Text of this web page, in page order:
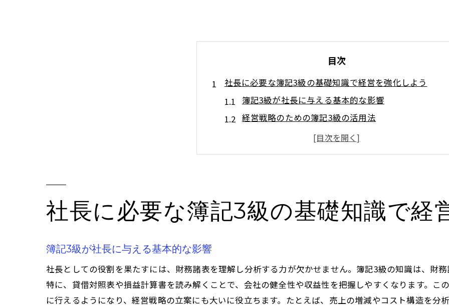
目次
社長に必要な簿記3級の基礎知識で経営を強化しよう
簿記3級が社長に与える基本的な影響
経営戦略のための簿記3級の活用法
社長が知るべき簿記3級の基本用語
簿記3級の知識で見る資金繰りの改善
簿記3級の財務諸表を社長としてどう読み解くか
社長が財務諸表を理解するためのステップ
キャッシュフローの重要性と社長の役割
財務諸表から読み取れる会社の健康状態
社長に必要な簿記3級の基礎知識で経
簿記3級が社長に与える基本的な影響
社長としての役割を果たすには、財務諸表を理解し分析する力が欠かせません。簿記3級の知識は、財
特に、貸借対照表や損益計算書を読み解くことで、会社の健全性や収益性を把握しやすくなります。こ
に行えるようになり、経営戦略の立案にも大いに役立ちます。たとえば、売上の増減やコスト構造を分